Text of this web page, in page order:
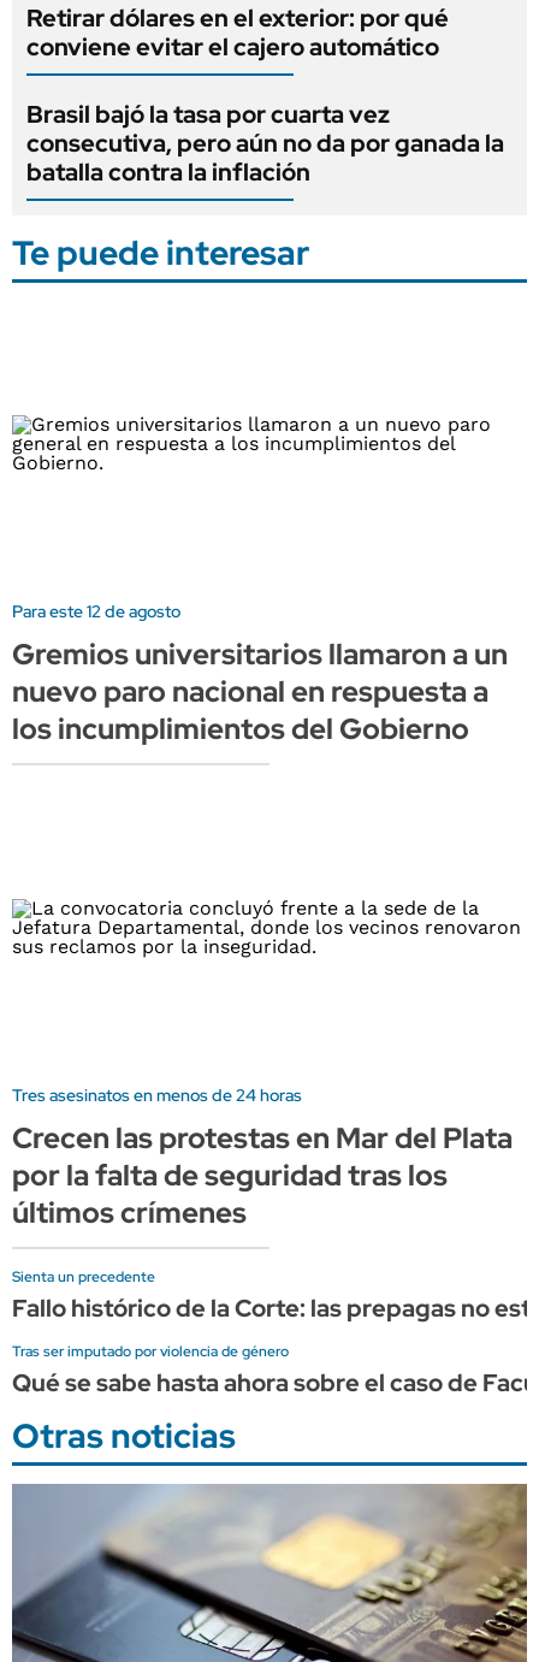
Retirar dólares en el exterior: por qué
conviene evitar el cajero automático
Brasil bajó la tasa por cuarta vez
consecutiva, pero aún no da por ganada la
batalla contra la inflación
Te puede interesar
Para este 12 de agosto
Gremios universitarios llamaron a un
nuevo paro nacional en respuesta a
los incumplimientos del Gobierno
Tres asesinatos en menos de 24 horas
Crecen las protestas en Mar del Plata
por la falta de seguridad tras los
últimos crímenes
Sienta un precedente
Fallo histórico de la Corte: las prepagas no
Tras ser imputado por violencia de género
Qué se sabe hasta ahora sobre el caso de
Otras noticias